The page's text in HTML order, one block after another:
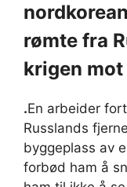
rømte fra
krigen
.En arbeider
Russlands
byggeplass av
forbød ham å